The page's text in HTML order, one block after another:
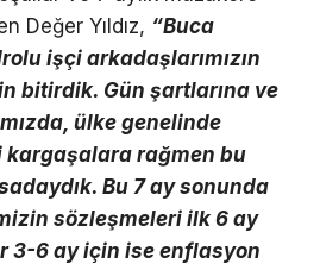
Değer Yıldız, “Buca
işçi arkadaşlarımızın
bitirdik. Gün şartlarına ve
ülke genelinde
kargaşalara rağmen bu
Bu 7 ay sonunda
sözleşmeleri ilk 6 ay
3-6 ay için ise enflasyon